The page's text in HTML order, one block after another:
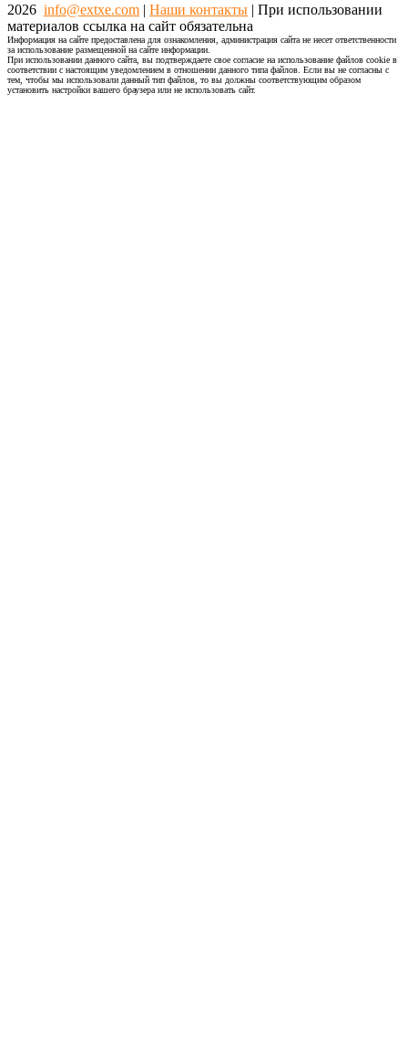
2026 info@extxe.com | Наши контакты | При использовании
материалов ссылка на сайт обязательна
Информация на сайте предоставлена для ознакомления, администрация сайта не несет ответственности
за использование размещенной на сайте информации.
При использовании данного сайта, вы подтверждаете свое согласие на использование файлов cookie в
соответствии с настоящим уведомлением в отношении данного типа файлов. Если вы не согласны с
тем, чтобы мы использовали данный тип файлов, то вы должны соответствующим образом
установить настройки вашего браузера или не использовать сайт.